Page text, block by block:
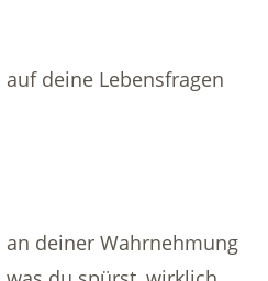
deine Lebensfragen
deiner Wahrnehmung